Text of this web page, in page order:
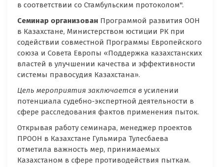
в соответствии со Стамбульским протоколом".
Семинар организован Программой развития ООН
в Казахстане, Министерством юстиции РК при
содействии совместной Программы Европейского
союза и Совета Европы «Поддержка казахстанских
властей в улучшении качества и эффективности
системы правосудия Казахстана».
Цель мероприятия заключается в усилении
потенциала судебно-экспертной деятельности в
сфере расследования фактов применения пыток.
Открывая работу семинара, менеджер проектов
ПРООН в Казахстане Гульмира Тулесбаева
отметила важность мер, принимаемых
Казахстаном в сфере противодействия пыткам.